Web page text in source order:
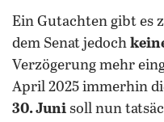
Ein Gutachten gibt es
dem Senat jedoch
Verzögerung mehr
April 2025 immerhin
30. Juni soll nun